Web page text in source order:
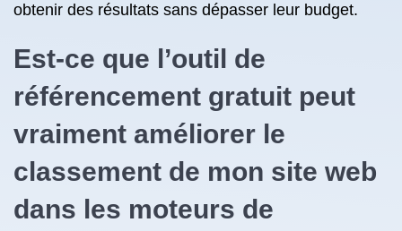
obtenir des résultats sans dépasser leur budget.
Est-ce que l’outil de
référencement gratuit peut
vraiment améliorer le
classement de mon site web
dans les moteurs de